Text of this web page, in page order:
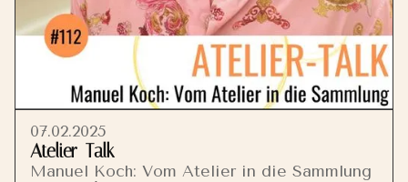
07.02.2025
Atelier-Talk
Manuel Koch: Vom Atelier in die Sammlung